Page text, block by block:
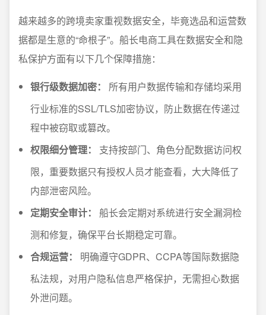
越来越多的跨境卖家重视数据安全，毕竟选品和运营数
据都是生意的“命根子”。船长电商工具在数据安全和隐
私保护方面有以下几个保障措施：
银行级数据加密：
所有用户数据传输和存储均采用
行业标准的SSL/TLS加密协议，防止数据在传递过
程中被窃取或篡改。
权限细分管理：
支持按部门、角色分配数据访问权
限，重要数据只有授权人员才能查看，大大降低了
内部泄密风险。
定期安全审计：
船长会定期对系统进行安全漏洞检
测和修复，确保平台长期稳定可靠。
合规运营：
明确遵守GDPR、CCPA等国际数据隐
私法规，对用户隐私信息严格保护，无需担心数据
外泄问题。